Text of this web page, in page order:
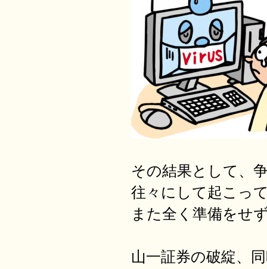
その結果として、
往々にして起こっ
また全く準備をせ
山一証券の破綻、